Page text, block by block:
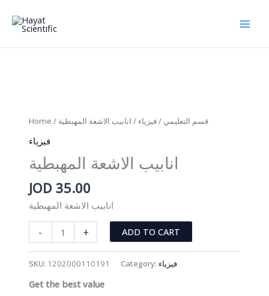
content
Home / قسم التعليمي /فيزياء / انابيب الاشعة المهبطية
فيزياء
انابيب الاشعة المهبطية
JOD 35.00
انابيب الاشعة المهبطية
-
الاشعة
+ ADD TO CART
SKU: 1202000110191 Category: فيزياء
Get the best value